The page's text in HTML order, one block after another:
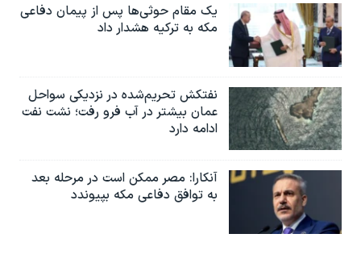
یک مقام حوثی‌ها پس از پیمان دفاعی
مکه به ترکیه هشدار داد
نفتکش تحریم‌شده در نزدیکی سواحل
عمان بیشتر در آب فرو رفت؛ نشت نفت
ادامه دارد
آنکارا: مصر ممکن است در مرحله بعد
به توافق دفاعی مکه بپیوندد